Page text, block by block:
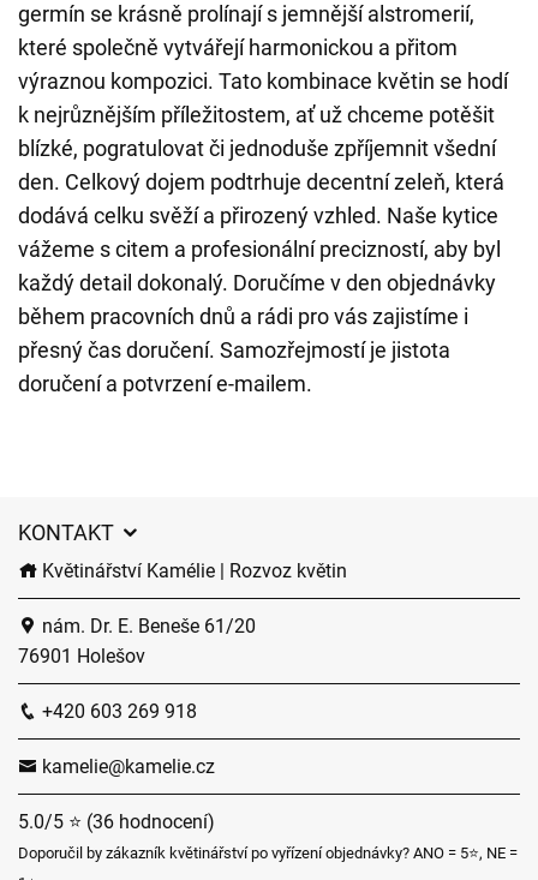
germín se krásně prolínají s jemnější alstromerií,
které společně vytvářejí harmonickou a přitom
výraznou kompozici. Tato kombinace květin se hodí
k nejrůznějším příležitostem, ať už chceme potěšit
blízké, pogratulovat či jednoduše zpříjemnit všední
den. Celkový dojem podtrhuje decentní zeleň, která
dodává celku svěží a přirozený vzhled. Naše kytice
vážeme s citem a profesionální precizností, aby byl
každý detail dokonalý. Doručíme v den objednávky
během pracovních dnů a rádi pro vás zajistíme i
přesný čas doručení. Samozřejmostí je jistota
doručení a potvrzení e-mailem.
KONTAKT
Květinářství Kamélie | Rozvoz květin
nám. Dr. E. Beneše 61/20
76901 Holešov
+420 603 269 918
kamelie@kamelie.cz
5.0/5 ⭐ (36 hodnocení)
Doporučil by zákazník květinářství po vyřízení objednávky? ANO = 5⭐, NE =